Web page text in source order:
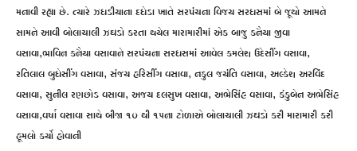
મનાવી રહ્યા છે. ત્યારે ઝધડીયાના દધેડા ખાતે સરપંચના વિજય સરધસમાં બે જૂથો આમને
સામને આવી બોલાચાલી ઝઘડો કરતા થયેલ મારામારીમાં એક બાજુ કનૈયા જીવા
વસાવા,ભાવિન કનૈયા વસાવાને સરપંચના સરધસમાં આવેલ કમલેશ ઉદેસીંગ વસાવા,
રતિલાલ બુધેસીંગ વસાવા, સંજય હરિસીંગ વસાવા, નકુલ જયંતિ વસાવા, અલ્કેશ અરવિંદ
વસાવા, સુનીલ રણછોડ વસાવા, અજય દલસુખ વસાવા, અભેસિંહ વસાવા, કંકુબેન અભેસિંહ
વસાવા,વર્ષા વસાવા સાથે બીજા ૧૦ થી ૧૫ના ટોળાએ બોલાચાલી ઝઘડો કરી મારામારી કરી
હૂમલો કર્યો હોવાની